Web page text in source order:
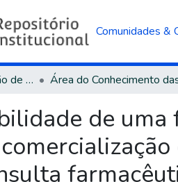
Comunidades &
Trabalhos de Conclusão de Curso
de